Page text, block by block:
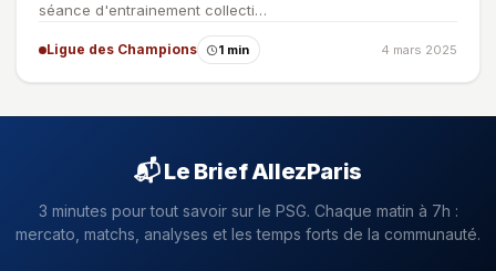
séance d'entrainement collecti…
Ligue des Champions 1 min 4 mars 2025
📬 Le Brief AllezParis
3 minutes pour tout savoir sur le PSG. Chaque matin à 7h :
mercato, matchs, analyses et les temps forts de la communauté.